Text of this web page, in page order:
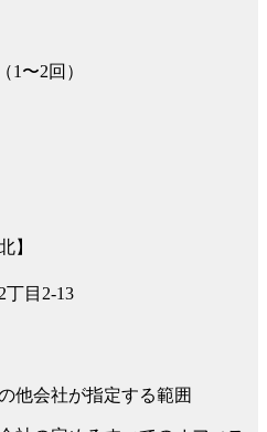
1〜2回）
】
丁目2-13
他会社が指定する範囲